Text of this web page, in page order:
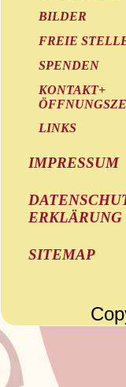
BILDER
FREIE
SPENDEN
KONTAKT+
LINKS
IMPRESSUM
ERKLÄRUNG
SITEMAP